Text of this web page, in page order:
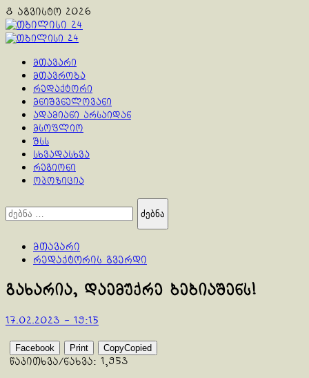
Skip
to
content
8 აგვისტო 2026
Primary
მთავარი
მთავრობა
რედაქტორი
მნიშვნელოვანი
ადამიანი არსაიდან
მსოფლიო
შსს
სხვადასხვა
რეგიონი
ოპოზიცია
ძებნა:
მთავარი
რედაქტორის გვერდი
გახარია, დაემუქრე ბებიაშენს!
17.02.2023 - 19:15
Facebook Print CopyCopied
წაკითხვა/ნახვა: 1,953